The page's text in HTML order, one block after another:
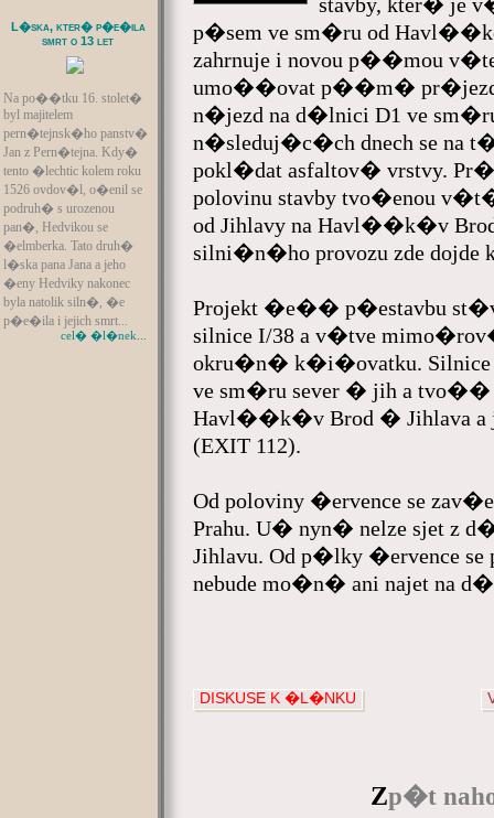
L�ska, kter� p�e�ila
smrt o 13 let
Na po��tku 16. stolet�
byl majitelem
pern�tejnsk�ho panstv�
Jan z Pern�tejna. Kdy�
tento �lechtic kolem roku
1526 ovdov�l, o�enil se
podruh� s urozenou
pan�, Hedvikou se
�elmberka. Tato druh�
l�ska pana Jana a jeho
�eny Hedviky nakonec
byla natolik siln�, �e
p�e�ila i jejich smrt...
cel� �l�nek...
p�sem ve sm�ru od
zahrnuje i novou p��mou
umo��ovat p��m�
n�jezd na d�lnici D1 ve
n�sleduj�c�ch dnech se na
pokl�dat asfaltov� vrstvy.
polovinu stavby tvo�enou
od Jihlavy na Havl��k�v
silni�n�ho provozu zde dojde
Projekt �e�� p�estavbu
silnice I/38 a v�tve
okru�n� k�i�ovatku.
ve sm�ru sever � jih a
Havl��k�v Brod � Jihlava a
(EXIT 112).
Od poloviny �ervence se
Prahu. U� nyn� nelze sjet z
Jihlavu. Od p�lky �ervence
nebude mo�n� ani najet na
DISKUSE K �L�NKU
Zp�t